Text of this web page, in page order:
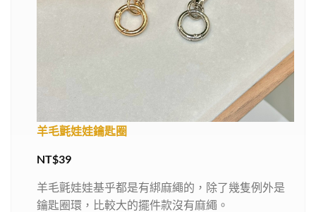
羊毛氈娃娃鑰匙圈
NT$39
羊毛氈娃娃基乎都是有綁麻繩的，除了幾隻例外是
鑰匙圈環，比較大的擺件款沒有麻繩。